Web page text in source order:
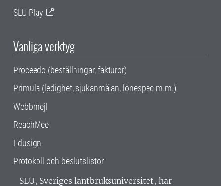
SLU Play
Vanliga verktyg
Proceedo (beställningar, fakturor)
Primula (ledighet, sjukanmälan, lönespec m.m.)
Webbmejl
ReachMee
Edusign
Protokoll och beslutslistor
SLU, Sveriges lantbruksuniversitet, har